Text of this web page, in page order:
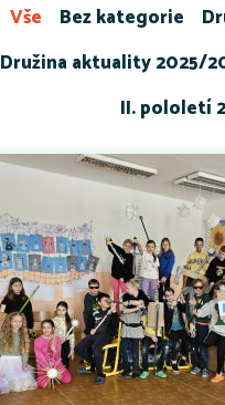
Bez kategorie
Družina aktuality 2025/
II. pololetí
Vše